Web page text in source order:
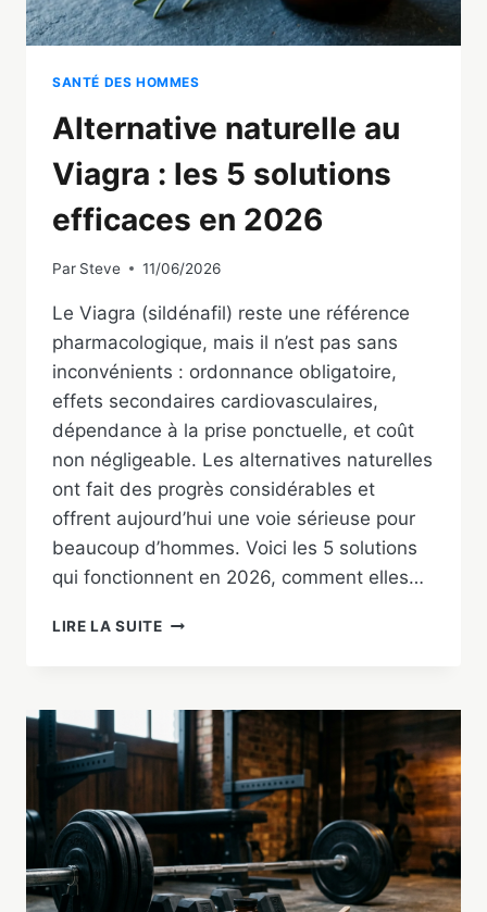
SANTÉ DES HOMMES
Alternative naturelle au
Viagra : les 5 solutions
efficaces en 2026
Par Steve 11/06/2026
Le Viagra (sildénafil) reste une référence
pharmacologique, mais il n’est pas sans
inconvénients : ordonnance obligatoire,
effets secondaires cardiovasculaires,
dépendance à la prise ponctuelle, et coût
non négligeable. Les alternatives naturelles
ont fait des progrès considérables et
offrent aujourd’hui une voie sérieuse pour
beaucoup d’hommes. Voici les 5 solutions
qui fonctionnent en 2026, comment elles…
LIRE LA SUITEALTERNATIVE
LES
5
SOLUTIONS
EFFICACES
2026